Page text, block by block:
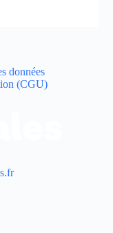
données
(CGU)